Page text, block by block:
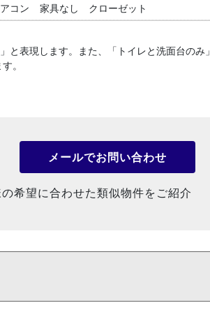
コン 家具なし クローゼット
と表現します。
また、「トイレと洗面台のみ」
。
メールでお問い合わせ
希望に合わせた類似物件をご紹介